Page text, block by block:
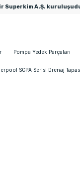
Superkim A.Ş.
Pompa Yedek Parçaları